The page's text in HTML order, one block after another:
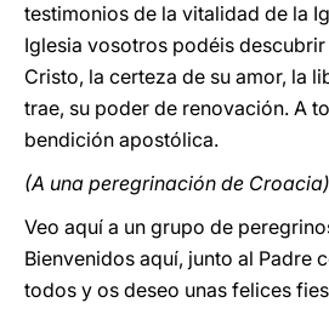
testimonios de la vitalidad de la
Iglesia vosotros podéis
Cristo, la certeza de su amor, la
trae, su poder de renovación. A
bendición apostólica.
(A una peregrinación de Croacia)
Veo aquí a un grupo de
Bienvenidos aquí, junto al Padre
todos y os deseo unas felices